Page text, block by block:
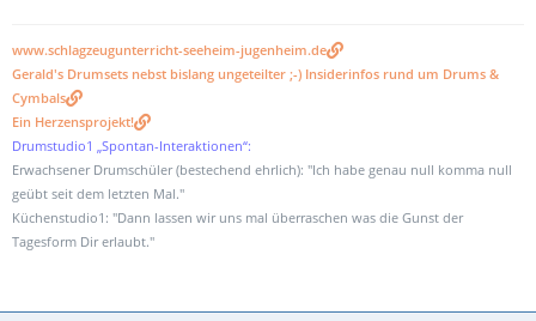
www.schlagzeugunterricht-seeheim-jugenheim.de
Gerald's Drumsets nebst bislang ungeteilter ;-) Insiderinfos rund um Drums &
Cymbals
Ein Herzensprojekt!
Drumstudio1 „Spontan-Interaktionen“:
Erwachsener Drumschüler (bestechend ehrlich): "Ich habe genau null komma null
geübt seit dem letzten Mal."
Küchenstudio1: "Dann lassen wir uns mal überraschen was die Gunst der
Tagesform Dir erlaubt."